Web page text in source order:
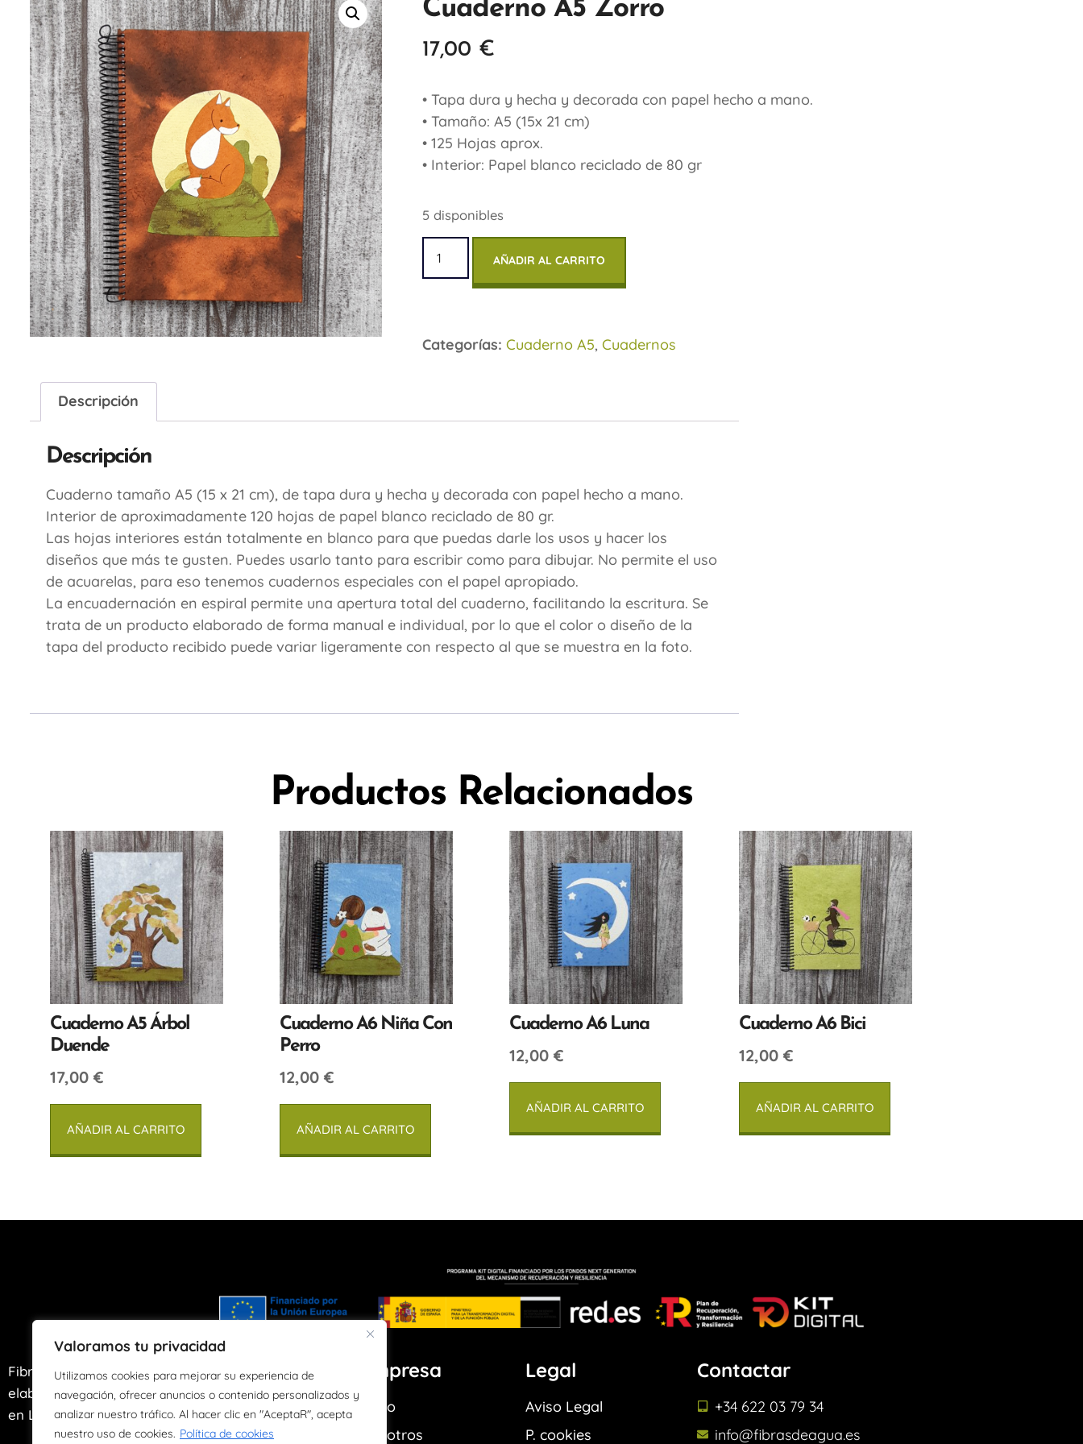
Valoramos tu privacidad
Utilizamos cookies para mejorar su experiencia de
navegación, ofrecer anuncios o contenido personalizados y
analizar nuestro tráfico. Al hacer clic en "AceptaR", acepta
nuestro uso de cookies. Política de cookies
Cuaderno A5 Zorro
17,00 €
• Tapa dura y hecha y decorada con papel hecho a mano.
• Tamaño: A5 (15x 21 cm)
• 125 Hojas aprox.
• Interior: Papel blanco reciclado de 80 gr
5 disponibles
AÑADIR AL CARRITO
Categorías: Cuaderno A5, Cuadernos
Descripción
Descripción
Cuaderno tamaño A5 (15 x 21 cm), de tapa dura y hecha y decorada con papel hecho a mano.
Interior de aproximadamente 120 hojas de papel blanco reciclado de 80 gr.
Las hojas interiores están totalmente en blanco para que puedas darle los usos y hacer los
diseños que más te gusten. Puedes usarlo tanto para escribir como para dibujar. No permite el uso
de acuarelas, para eso tenemos cuadernos especiales con el papel apropiado.
La encuadernación en espiral permite una apertura total del cuaderno, facilitando la escritura. Se
trata de un producto elaborado de forma manual e individual, por lo que el color o diseño de la
tapa del producto recibido puede variar ligeramente con respecto al que se muestra en la foto.
Productos Relacionados
Cuaderno A5 Árbol
Duende
17,00 €
AÑADIR AL CARRITO
Cuaderno A6 Niña Con
Perro
12,00 €
AÑADIR AL CARRITO
Cuaderno A6 Luna
12,00 €
AÑADIR AL CARRITO
Cuaderno A6 Bici
12,00 €
AÑADIR AL CARRITO
Fibras de Agua es un taller artesano de
elaboración y transformación de papel ubicado
en Llanes, Asturias desde el año 2004.
Empresa
Inicio
Nosotros
Legal
Aviso Legal
P. cookies
Contactar
+34 622 03 79 34
info@fibrasdeagua.es